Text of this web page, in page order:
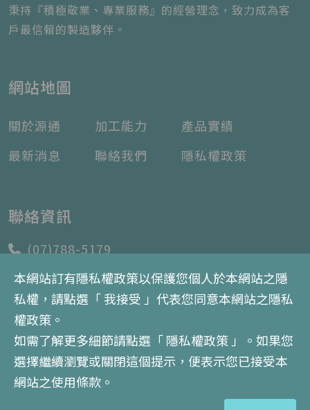
秉持『積極敬業、專業服務』的經營理念，致力成為客
戶最信賴的製造夥伴。
網站地圖
關於源通 加工能力
產品實績
最新消息
聯絡我們 隱私權政策
聯絡資訊
(07)788-5179
(07)788-5180
sales@yentone.com
高雄市大寮區大發工業區利民街18號
本網站訂有隱私權政策以保護您個人於本網站之隱
私權，請點選「 我接受 」代表您同意本網站之隱私
權政策。
如需了解更多細節請點選 「 隱私權政策 」
。如果您
選擇繼續瀏覽或關閉這個提示，便表示您已接受本
網站之使用條款。